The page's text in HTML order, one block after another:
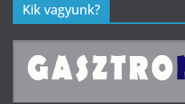
Kik vagyunk?